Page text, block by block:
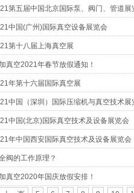
第五届中国北京国际泵、阀门、管道展
中国(广州)国际真空设备展览会
第十八届上海真空展
真空2021年春节放假通知！
年第十六届国际真空展
中国（深圳）国际压缩机与真空技术展
中国(北京)国际真空技术及设备展览会
年中国西安国际真空技术及设备展览会
阀的工作原理？
真空2020年国庆放假安排！